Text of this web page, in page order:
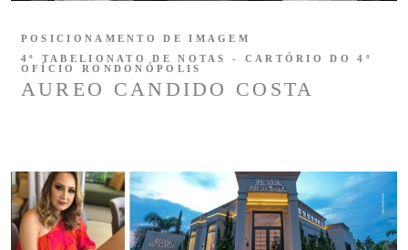
AUREO CANDIDO COSTA
POSICIONAMENTO DE IMAGEM
4º TABELIONATO DE NOTAS - CARTÓRIO DO 4º
OFÍCIO RONDONÓPOLIS